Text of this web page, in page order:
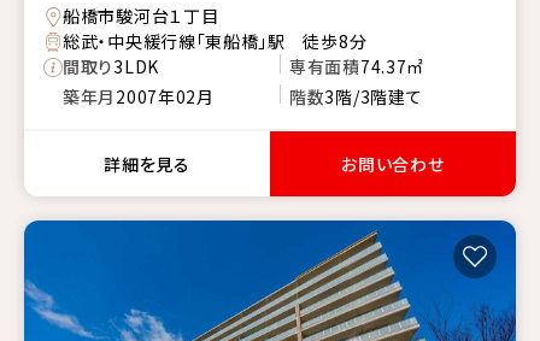
船橋市駿河台１丁目
総武・中央緩行線「東船橋」駅 徒歩8分
間取り3LDK 専有面積74.37㎡
築年月 2007年02月 階数3階/3階建て
詳細を見る お問い合わせ